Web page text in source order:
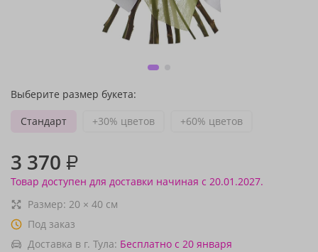
Выберите размер букета:
Стандарт
+30% цветов +60% цветов
3 370 ₽
Товар доступен для доставки начиная с 20.01.2027.
Размер: 20 × 40 см
Под заказ
Доставка в г. Тула: Бесплатно с 20 января